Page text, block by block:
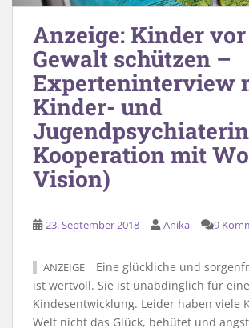
Anzeige: Kinder vor
Gewalt schützen –
Experteninterview
Kinder- und
Kooperation mit
Vision)
23. September 2018 Anika 9
ANZEIGE
Eine glückliche und
ist wertvoll. Sie ist unabdinglich für
Kindesentwicklung. Leider haben viele
Welt nicht das Glück, behütet und